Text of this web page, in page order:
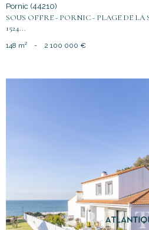
Pornic (44210)
SOUS OFFRE - PORNIC - PLAGE DE LA
1524...
148 m² - 2 100 000 €
voir le